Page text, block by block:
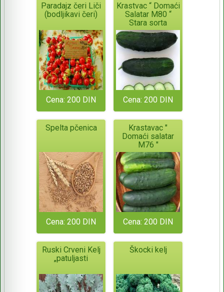
Paradajz čeri Liči
(bodljikavi čeri)
Cena: 200 DIN
Krastvac “ Domaći
Salatar M80 “
Stara sorta
Cena: 200 DIN
Spelta pčenica
Cena: 200 DIN
Krastavac "
Domaći salatar
M76 "
Cena: 200 DIN
Ruski Crveni Kelj
„patuljasti
Škocki kelj